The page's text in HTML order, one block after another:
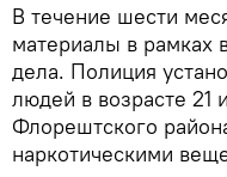
В течение шести
материалы в рамках
дела. Полиция
людей в возрасте 21
Флорештского
наркотическими